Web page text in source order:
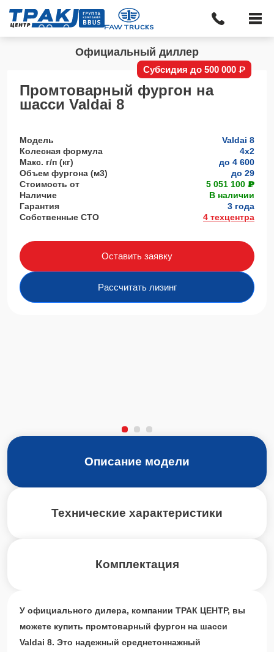
Официальный диллер
Промтоварный фургон на
шасси Valdai 8
Модель
Valdai 8
Колесная формула
4x2
Макс. г/п (кг)
до 4 600
Объем фургона (м3)
до 29
Стоимость от
5 051 100 ₽
Наличие
В наличии
Гарантия
3 года
Собственные СТО
4 техцентра
Оставить заявку
Рассчитать лизинг
Субсидия до 500 000 ₽
Описание модели
Технические характеристики
Комплектация
У официального дилера, компании ТРАК ЦЕНТР, вы
можете купить промтоварный фургон на шасси
Valdai 8. Это надежный среднетоннажный